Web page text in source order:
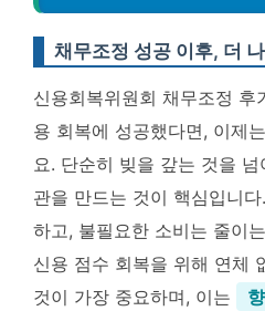
채무조정 성공 이후, 더
신용회복위원회 채무조정 후
용 회복에 성공했다면, 이제
요. 단순히 빚을 갚는 것을
관을 만드는 것이 핵심입니
하고, 불필요한 소비는 줄이
신용 점수 회복을 위해 연체
것이 가장 중요하며, 이는